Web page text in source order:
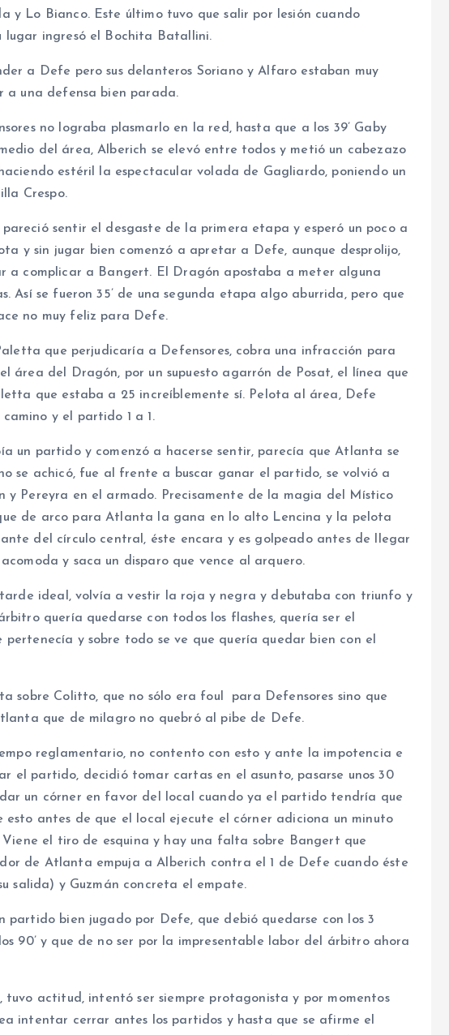
y Lo Bianco. Este último tuvo que salir por lesión cuando
lugar ingresó el Bochita Batallini.
a Defe pero sus delanteros Soriano y Alfaro estaban muy
a una defensa bien parada.
no lograba plasmarlo en la red, hasta que a los 39’ Gaby
del área, Alberich se elevó entre todos y metió un cabezazo
estéril la espectacular volada de Gagliardo, poniendo un
Crespo.
sentir el desgaste de la primera etapa y esperó un poco a
y sin jugar bien comenzó a apretar a Defe, aunque desprolijo,
a complicar a Bangert. El Dragón apostaba a meter alguna
Así se fueron 35’ de una segunda etapa algo aburrida, pero que
no muy feliz para Defe.
que perjudicaría a Defensores, cobra una infracción para
área del Dragón, por un supuesto agarrón de Posat, el línea que
que estaba a 25 increíblemente sí. Pelota al área, Defe
y el partido 1 a 1.
un partido y comenzó a hacerse sentir, parecía que Atlanta se
se achicó, fue al frente a buscar ganar el partido, se volvió a
y Pereyra en el armado. Precisamente de la magia del Místico
de arco para Atlanta la gana en lo alto Lencina y la pelota
del círculo central, éste encara y es golpeado antes de llegar
y saca un disparo que vence al arquero.
ideal, volvía a vestir la roja y negra y debutaba con triunfo y
quería quedarse con todos los flashes, quería ser el
y sobre todo se ve que quería quedar bien con el
sobre Colitto, que no sólo era foul para Defensores sino que
que de milagro no quebró al pibe de Defe.
reglamentario, no contento con esto y ante la impotencia e
el partido, decidió tomar cartas en el asunto, pasarse unos 30
un córner en favor del local cuando ya el partido tendría que
antes de que el local ejecute el córner adiciona un minuto
el tiro de esquina y hay una falta sobre Bangert que
de Atlanta empuja a Alberich contra el 1 de Defe cuando éste
salida) y Guzmán concreta el empate.
partido bien jugado por Defe, que debió quedarse con los 3
90’ y que de no ser por la impresentable labor del árbitro ahora
tuvo actitud, intentó ser siempre protagonista y por momentos
intentar cerrar antes los partidos y hasta que se afirme el